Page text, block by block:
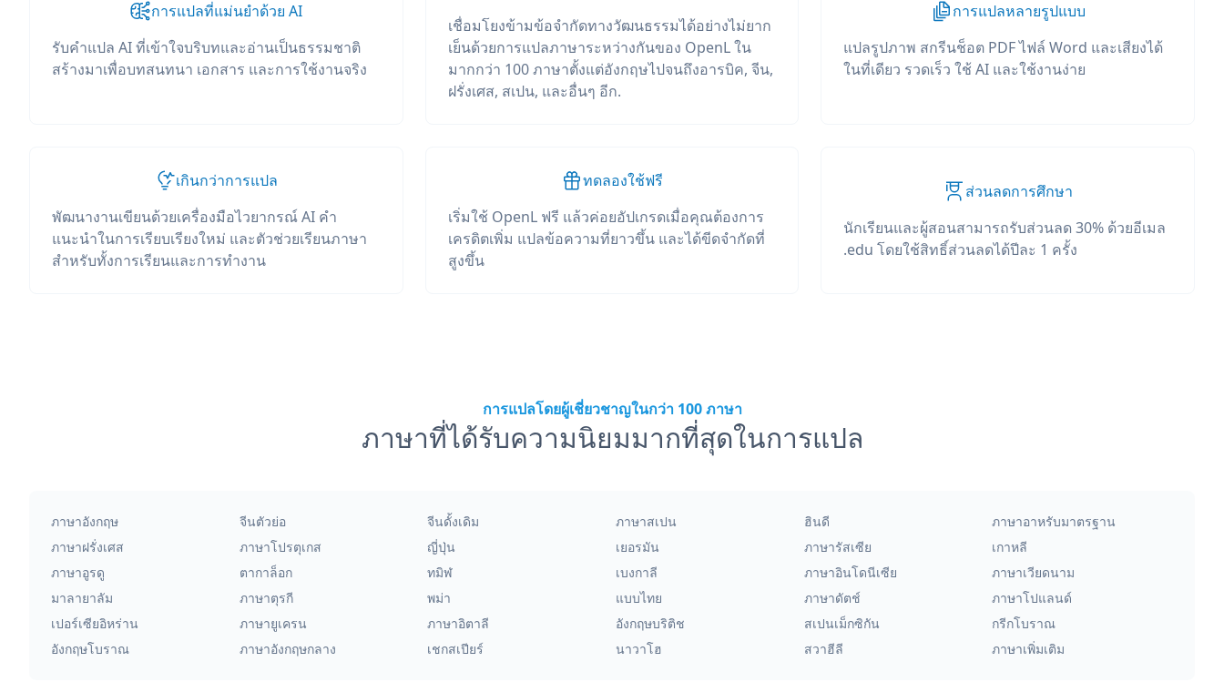
การแปลที่แม่นยำด้วย AI
รับคำแปล AI ที่เข้าใจบริบทและอ่านเป็นธรรมชาติ
สร้างมาเพื่อบทสนทนา เอกสาร และการใช้งานจริง
เชื่อมโยงข้ามข้อจำกัดทางวัฒนธรรมได้อย่างไม่ยาก
เย็นด้วยการแปลภาษาระหว่างกันของ OpenL ใน
มากกว่า 100 ภาษาตั้งแต่อังกฤษไปจนถึงอารบิค, จีน,
ฝรั่งเศส, สเปน, และอื่นๆ อีก.
การแปลหลายรูปแบบ
แปลรูปภาพ สกรีนช็อต PDF ไฟล์ Word และเสียงได้
ในที่เดียว รวดเร็ว ใช้ AI และใช้งานง่าย
เกินกว่าการแปล
พัฒนางานเขียนด้วยเครื่องมือไวยากรณ์ AI คำ
แนะนำในการเรียบเรียงใหม่ และตัวช่วยเรียนภาษา
สำหรับทั้งการเรียนและการทำงาน
ทดลองใช้ฟรี
เริ่มใช้ OpenL ฟรี แล้วค่อยอัปเกรดเมื่อคุณต้องการ
เครดิตเพิ่ม แปลข้อความที่ยาวขึ้น และได้ขีดจำกัดที่
สูงขึ้น
ส่วนลดการศึกษา
นักเรียนและผู้สอนสามารถรับส่วนลด 30% ด้วยอีเมล
.edu โดยใช้สิทธิ์ส่วนลดได้ปีละ 1 ครั้ง
การแปลโดยผู้เชี่ยวชาญในกว่า 100 ภาษา
ภาษาที่ได้รับความนิยมมากที่สุดในการแปล
ภาษาอังกฤษ จีนตัวย่อ จีนดั้งเดิม ภาษาสเปน ฮินดี
ภาษาอาหรับมาตรฐาน
ภาษาฝรั่งเศส
ภาษาโปรตุเกส ญี่ปุ่น เยอรมัน ภาษารัสเซีย
เกาหลี
ภาษาอูรดู
ตากาล็อก ทมิฬ เบงกาลี ภาษาอินโดนีเซีย
ภาษาเวียดนาม
มาลายาลัม
ภาษาตุรกี พม่า แบบไทย ภาษาดัตช์
ภาษาโปแลนด์
เปอร์เซียอิหร่าน
ภาษายูเครน ภาษาอิตาลี อังกฤษบริติช สเปนเม็กซิกัน
กรีกโบราณ
อังกฤษโบราณ
ภาษาอังกฤษกลาง เชกสเปียร์ นาวาโฮ สวาฮีลี ภาษาเพิ่มเติม